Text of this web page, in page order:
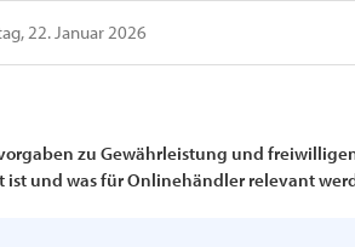
22. Januar 2026
zu Gewährleistung und
und was für Onlinehändler relevant